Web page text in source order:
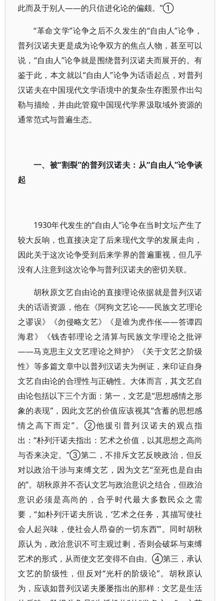
此而及于别人——的只信进化论的偏颇。”①
“革命文学”论争之后不久发生的“自由人”论争，
普列汉诺夫更是成为论争双方的焦点人物，甚至可以
说，“自由人”论争就是围绕普列汉诺夫而展开的。有
鉴于此，本文就以“自由人”论争为话语起点，对普列
汉诺夫在中国现代文学语境中的复杂生存图景作出勾
勒与描绘，并由此管窥中国现代学界汲取域外资源的
通常范式与普遍生态。
一、被“割裂”的普列汉诺夫：从“自由人”论争谈
起
1930年代发生的“自由人”论争在当时文坛产生了
较大反响，也直接决定了后来现代文学的发展走向，
因此关于这次论争受到后来学界的普遍重视，但几乎
没有人注意到这次论争与普列汉诺夫的密切关联。
胡秋原文艺自由论的直接理论依据就是普列汉诺
夫的话语资源，他在《阿狗文艺论——民族文艺理论
之谬误》《勿侵略文艺》《是谁为虎作伥——答谭四
海君》《钱杏邨理论之清算与民族文学理论之批评
——马克思主义文艺理论之辩护》《关于文艺之阶级
性》等多篇文章中以普列汉诺夫为例证，来印证自身
文艺自由论的合理性与正确性。大体而言，其文艺自
由论包括以下三个方面：第一，文艺是“思想感情之形
象的表现”，因此文艺的价值应该视其“含蓄的思想感
情之高下而定”。②他援引普列汉诺夫的观点指
出：“朴列汗诺夫指出：艺术之价值，以其思想之高尚
与否来决定。”③第二，不排斥文艺反映政治，但反
对以政治干涉与束缚文艺，因为文艺“至死也是自由
的”。胡秋原并不否认文艺与政治意识之结合，但政治
意识必须是高尚的，合乎时代最大多数民众之需
要，“如朴列汗诺夫所说，‘艺术之任务，其描写使社
会人起兴味，使社会人昂奋的一切东西’”。同时胡秋
原认为，政治意识不可主观过剩，否则会破坏与束缚
艺术的形式，从而使文艺变得不自由。④第三，承认
文艺的阶级性，但反对“光杆的阶级论”。胡秋原认
为，应该如普列汉诺夫屡屡指出的那样：文艺是生活